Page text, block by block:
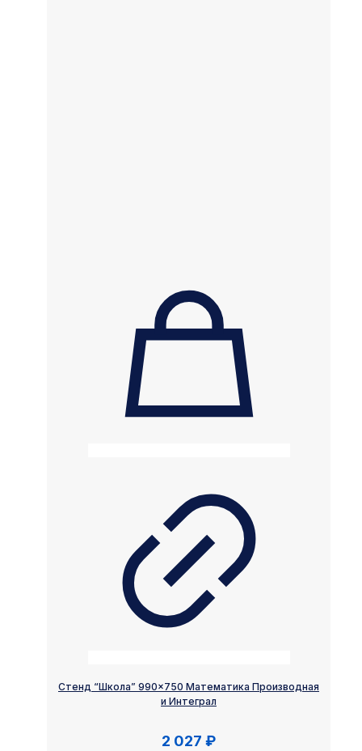
Стенд “Школа” 990×750 Математика Производная
и Интеграл
2 027 ₽